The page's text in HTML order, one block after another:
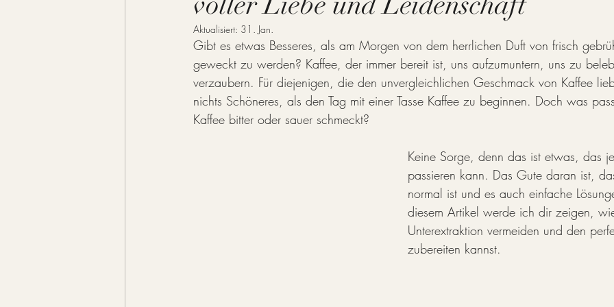
Aktualisiert: 31. Jan.
Gibt es etwas Besseres, als am Morgen von dem herrlichen Duft von frisch
geweckt zu werden? Kaffee, der immer bereit ist, uns aufzumuntern, uns zu
verzaubern. Für diejenigen, die den unvergleichlichen Geschmack von Kaffee
nichts Schöneres, als den Tag mit einer Tasse Kaffee zu beginnen. Doch was
Kaffee bitter oder sauer schmeckt?
Keine Sorge, denn das ist etwas, das
passieren kann. Das Gute daran ist,
normal ist und es auch einfache
diesem Artikel werde ich dir zeigen,
Unterextraktion vermeiden und den
zubereiten kannst.